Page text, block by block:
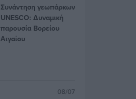
Συνάντηση γεωπάρκων
UNESCO: Δυναμική
παρουσία Βορείου
Αιγαίου
08/07